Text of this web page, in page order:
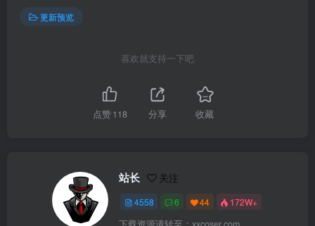
更新预览
喜欢就支持一下吧
点赞118 分享 收藏
站长 关注
4558 6 44 172W+